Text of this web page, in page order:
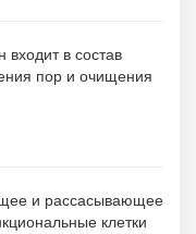
в состав
пор и очищения
и рассасывающее
клетки